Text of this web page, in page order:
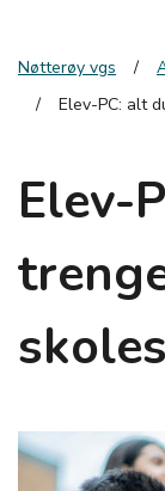
Nøtterøy vgs
Elev-PC: alt
Elev-